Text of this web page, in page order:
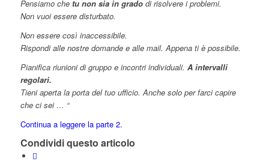
Pensiamo chetu non sia in gradodi risolvere i problemi.
Non vuoi essere disturbato.
Non essere così inaccessibile.
Rispondi alle nostre domande e alle mail. Appena ti è possibile.
Pianifica riunioni di gruppo e incontri individuali. A intervalli
regolari.
Tieni aperta la porta del tuo ufficio.Anche solo per farci capire
che ci sei … “
Continua a leggere la parte 2.
Condividi questo articolo